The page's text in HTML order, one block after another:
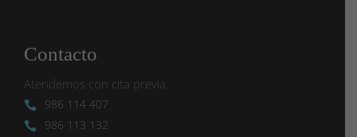
Contacto
Atendemos con cita previa.
986 114 407
986 113 132